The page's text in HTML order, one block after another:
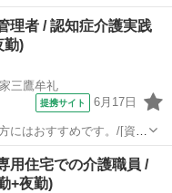
】 合同会
理者 / 認知症介護実践
勤)
三鷹牟礼
提携サイト 6月17日
にはおすすめです。/[資格
！(初任者研修・実務者
【施設名】 株
用住宅での介護職員 /
+夜勤)